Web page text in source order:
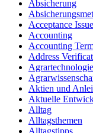
Absicherung
Acceptance
Accounting
Accounting
Address
Agrartechnologie
Aktien und
Aktuelle
Alltag
Alltagsthemen